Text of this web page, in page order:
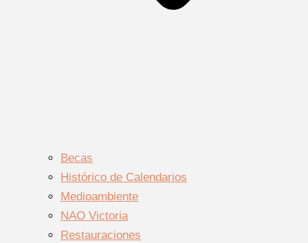
Becas
Histórico de Calendarios
Medioambiente
NAO Victoria
Restauraciones